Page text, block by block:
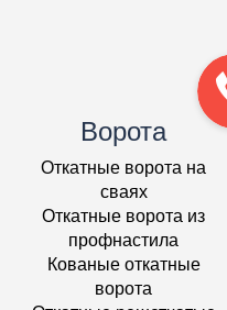
Ворота
Откатные ворота на
сваях
Откатные ворота из
профнастила
Кованые откатные
ворота